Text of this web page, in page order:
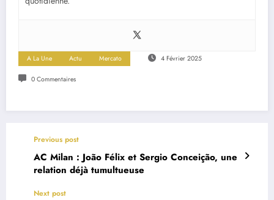
A La Une Actu Mercato 4 Février 2025
0 Commentaires
Previous post
AC Milan : João Félix et Sergio Conceição, une
relation déjà tumultueuse
Next post